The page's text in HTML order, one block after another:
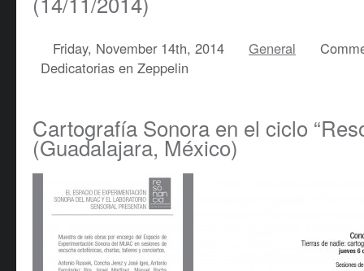
Friday, November 14th, 2014 General
Dedicatorias en Zeppelin
Cartografía Sonora en el ciclo
(Guadalajara, México)